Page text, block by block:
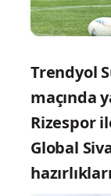
Trendyol
maçında
Rizespor
Global